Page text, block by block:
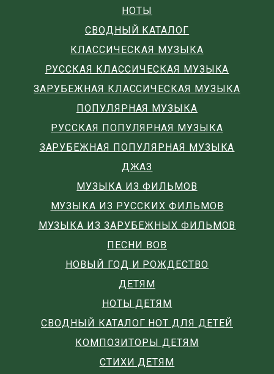
НОТЫ
СВОДНЫЙ КАТАЛОГ
КЛАССИЧЕСКАЯ МУЗЫКА
РУССКАЯ КЛАССИЧЕСКАЯ МУЗЫКА
ЗАРУБЕЖНАЯ КЛАССИЧЕСКАЯ МУЗЫКА
ПОПУЛЯРНАЯ МУЗЫКА
РУССКАЯ ПОПУЛЯРНАЯ МУЗЫКА
ЗАРУБЕЖНАЯ ПОПУЛЯРНАЯ МУЗЫКА
ДЖАЗ
МУЗЫКА ИЗ ФИЛЬМОВ
МУЗЫКА ИЗ РУССКИХ ФИЛЬМОВ
МУЗЫКА ИЗ ЗАРУБЕЖНЫХ ФИЛЬМОВ
ПЕСНИ ВОВ
НОВЫЙ ГОД И РОЖДЕСТВО
ДЕТЯМ
НОТЫ ДЕТЯМ
СВОДНЫЙ КАТАЛОГ НОТ ДЛЯ ДЕТЕЙ
КОМПОЗИТОРЫ ДЕТЯМ
СТИХИ ДЕТЯМ